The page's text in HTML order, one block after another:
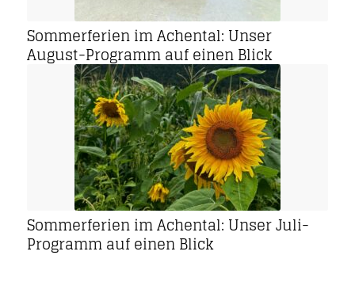
Sommerferien im Achental: Unser
August-Programm auf einen Blick
Sommerferien im Achental: Unser Juli-
Programm auf einen Blick